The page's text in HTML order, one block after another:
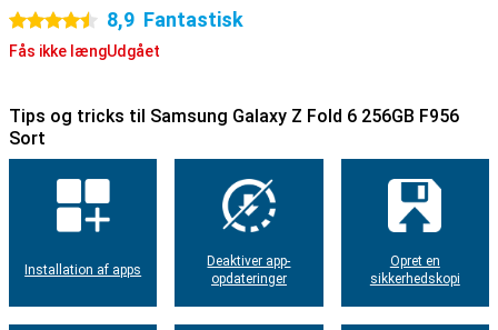
4.5 stjerner 8,9 Fantastisk
Fås ikke længUdgået
Tips og tricks til Samsung Galaxy Z Fold 6 256GB F956
Sort
Installation af apps
Deaktiver app-
opdateringer
Opret en
sikkerhedskopi